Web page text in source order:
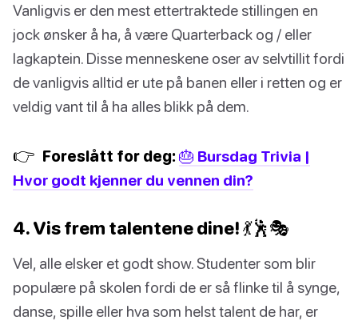
Vanligvis er den mest ettertraktede stillingen en
jock ønsker å ha, å være Quarterback og / eller
lagkaptein. Disse menneskene oser av selvtillit fordi
de vanligvis alltid er ute på banen eller i retten og er
veldig vant til å ha alles blikk på dem.
👉 Foreslått for deg: 🎂 Bursdag Trivia |
Hvor godt kjenner du vennen din?
4. Vis frem talentene dine! 💃🕺🎭
Vel, alle elsker et godt show. Studenter som blir
populære på skolen fordi de er så flinke til å synge,
danse, spille eller hva som helst talent de har, er